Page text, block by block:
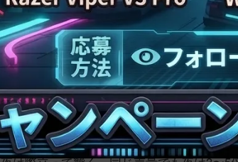
没入感で声が大きくなる：ゲームに集中し
できなくなります。本人は普通に話して
に聞こえていることが多い
声の高低差（音域）が広い：勝った時の歓
示。感情の起伏で声の周波数が変化し、壁
夜は「ベース音」が静かになる：日中は車